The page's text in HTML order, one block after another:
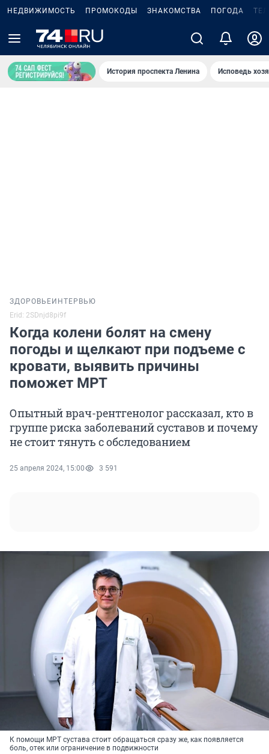
НЕДВИЖИМОСТЬ ПРОМОКОДЫ ЗНАКОМСТВА ПОГОДА
История проспекта Ленина Исповедь
ЗДОРОВЬЕ ИНТЕРВЬЮ
Erid: 2SDnjd8pi9f
Когда колени болят на смену
погоды и щелкают при подъеме с
кровати, выявить причины
поможет МРТ
Опытный врач-рентгенолог рассказал, кто в
группе риска заболеваний суставов и почему
не стоит тянуть с обследованием
25 апреля 2024, 15:00 3 591
К помощи МРТ сустава стоит обращаться сразу же, как появляется
боль, отек или ограничение в подвижности